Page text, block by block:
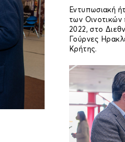
Εντυπωσιακή
των Οινοτικών
2022, στο
Γούρνες
Κρήτης.